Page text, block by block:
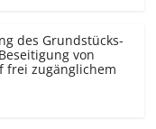
des Grundstücks­
von
frei zugänglichem